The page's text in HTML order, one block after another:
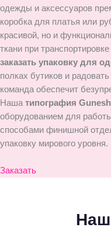
одежды и аксессуаров
коробка для платья или
красивой, но и
ткани при
заказать упаковку для
полках бутиков и
команда обеспечит
Наша типография
оборудованием для
способами финишной
упаковку мирового уровня.
Заказать